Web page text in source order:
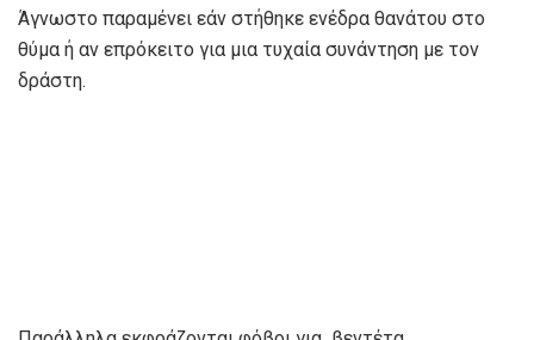
Άγνωστο παραμένει εάν στήθηκε ενέδρα θανάτου στο
θύμα ή αν επρόκειτο για μια τυχαία συνάντηση με τον
δράστη.